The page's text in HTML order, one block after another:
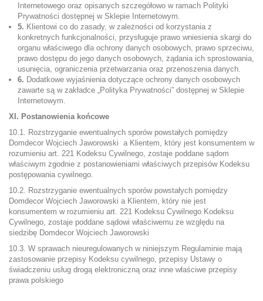
Internetowego oraz opisanych szczegółowo w ramach Polityki
Prywatności dostępnej w Sklepie Internetowym.
5. Klientowi co do zasady, w zależności od korzystania z
konkretnych funkcjonalności, przysługuje prawo wniesienia skargi do
organu właściwego dla ochrony danych osobowych, prawo sprzeciwu,
prawo dostępu do jego danych osobowych, żądania ich sprostowania,
usunięcia, ograniczenia przetwarzania oraz przenoszenia danych.
6. Dodatkowe wyjaśnienia dotyczące ochrony danych osobowych
zawarte są w zakładce „Polityka Prywatności” dostępnej w Sklepie
Internetowym.
XI. Postanowienia końcowe
10.1. Rozstrzyganie ewentualnych sporów powstałych pomiędzy
Domdecor Wojciech Jaworowski a Klientem, który jest konsumentem w
rozumieniu art. 221 Kodeksu Cywilnego, zostaje poddane sądom
właściwym zgodnie z postanowieniami właściwych przepisów Kodeksu
postępowania cywilnego.
10.2. Rozstrzyganie ewentualnych sporów powstałych pomiędzy
Domdecor Wojciech Jaworowski a Klientem, który nie jest
konsumentem w rozumieniu art. 221 Kodeksu Cywilnego Kodeksu
Cywilnego, zostaje poddane sądowi właściwemu ze względu na
siedzibę Domdecor Wojciech Jaworowski
10.3. W sprawach nieuregulowanych w niniejszym Regulaminie mają
zastosowanie przepisy Kodeksu cywilnego, przepisy Ustawy o
świadczeniu usług drogą elektroniczną oraz inne właściwe przepisy
prawa polskiego